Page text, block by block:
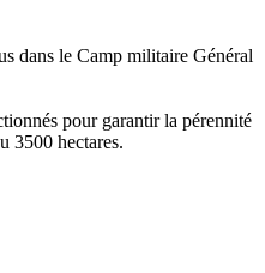
dans le Camp militaire Général
pour garantir la pérennité
3500 hectares.